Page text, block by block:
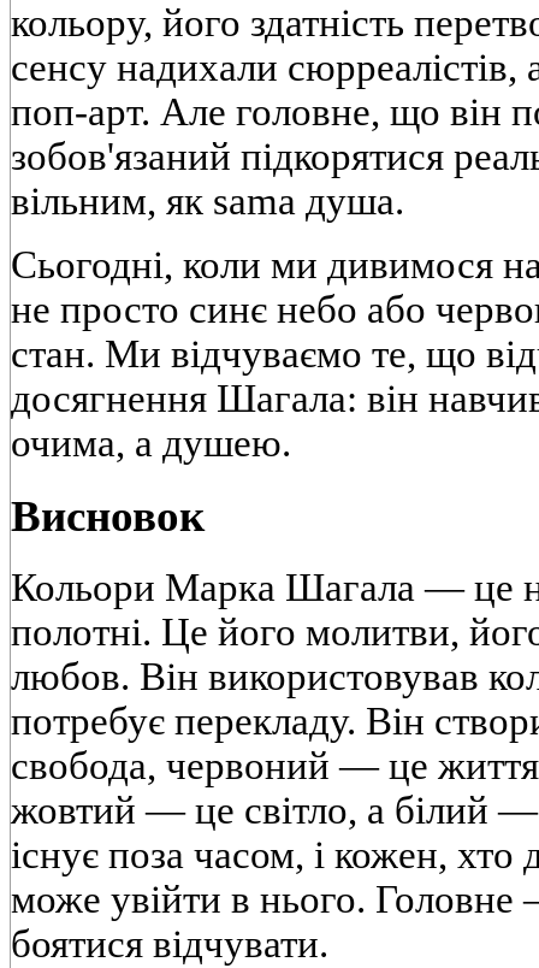
кольору, його здатність
сенсу надихали сюрреалістів,
поп-арт. Але головне, що він
зобов'язаний підкорятися
вільним, як sama душа.
Сьогодні, коли ми дивимося
не просто синє небо або
стан. Ми відчуваємо те, що
досягнення Шагала: він
очима, а душею.
Висновок
Кольори Марка Шагала — це
полотні. Це його молитви,
любов. Він використовував
потребує перекладу. Він
свобода, червоний — це
жовтий — це світло, а білий —
існує поза часом, і кожен,
може увійти в нього.
боятися відчувати.